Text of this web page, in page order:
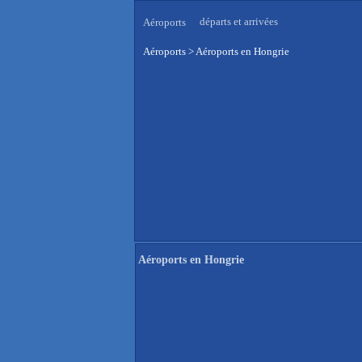
Aéroports départs et arrivées
Aéroports >Aéroports en Hongrie
Aéroports en Hongrie